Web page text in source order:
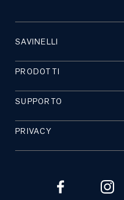
SAVINELLI
PRODOTTI
SUPPORTO
PRIVACY